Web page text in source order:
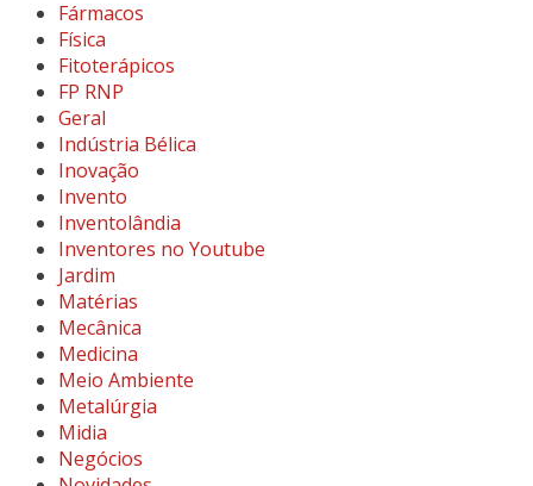
Fármacos
Física
Fitoterápicos
FP RNP
Geral
Indústria Bélica
Inovação
Invento
Inventolândia
Inventores no Youtube
Jardim
Matérias
Mecânica
Medicina
Meio Ambiente
Metalúrgia
Midia
Negócios